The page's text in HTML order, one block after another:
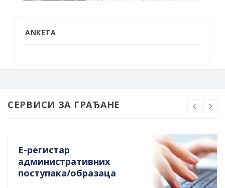
ANKETA
СЕРВИСИ ЗА ГРАЂАНЕ
Е-регистар
административних
поступака/образаца